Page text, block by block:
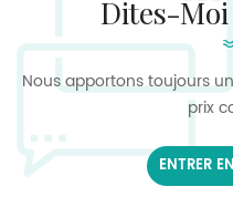
Dites-Moi
Nous apportons toujours
prix
ENTRER